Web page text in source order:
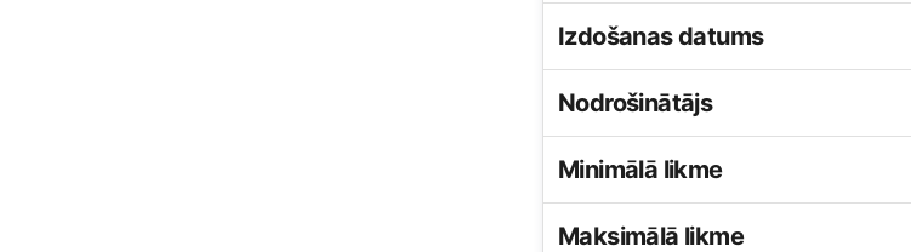
Izdošanas datums
Nodrošinātājs
Minimālā likme
Maksimālā likme